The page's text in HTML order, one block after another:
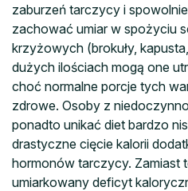
zaburzeń tarczycy i
zachować umiar w spożyciu
krzyżowych (brokuły,
dużych ilościach mogą one
choć normalne porcje tych
zdrowe. Osoby z
ponadto unikać diet bardzo
drastyczne cięcie kalorii
hormonów tarczycy. Zamiast
umiarkowany deficyt